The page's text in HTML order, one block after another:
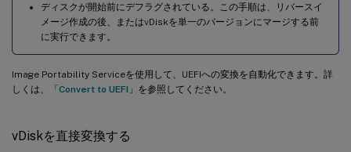
ディスクが開始前にデフラグされている。この手順は、リバースイ
メージ作成の後、またはvDiskを単一のバージョンにマージする前
に実行できます。
Image Portability Serviceを使用して、UEFIへの変換を自動化できます。詳
しくは、「Convert to UEFI 」を参照してください。
vDiskを直接変換する